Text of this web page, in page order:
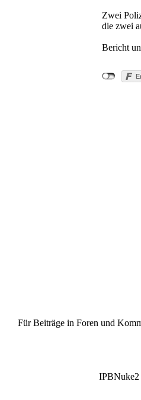
Zwei
die zwei
Bericht
Für Beiträge in Foren und
IPBNuke2